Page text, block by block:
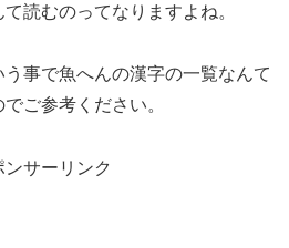
読むのってなりますよね。
事で魚へんの漢字の一覧なんて
ご参考ください。
ンサーリンク